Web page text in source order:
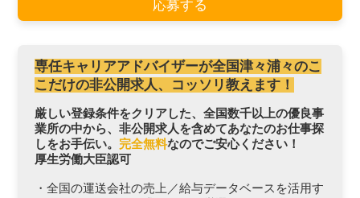
応募する
専任キャリアアドバイザーが全国津々浦々のこ
こだけの非公開求人、コッソリ教えます！
厳しい登録条件をクリアした、全国数千以上の優良事
業所の中から、非公開求人を含めてあなたのお仕事探
しをお手伝い。 完全無料なのでご安心ください！
厚生労働大臣認可
・全国の運送会社の売上／給与データベースを活用す